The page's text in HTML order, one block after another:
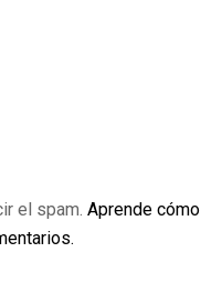
el spam. Aprende cómo